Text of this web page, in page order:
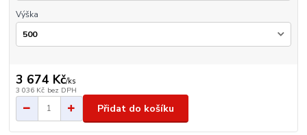
Výška
3 674 Kč/ks
3 036 Kč bez DPH
Přidat do košíku